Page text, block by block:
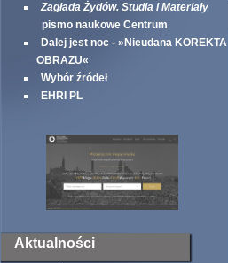
Zagłada Żydów. Studia i Materiały
pismo naukowe Centrum
Dalej jest noc - »Nieudana KOREKTA
OBRAZU«
Wybór źródeł
EHRI PL
Aktualności